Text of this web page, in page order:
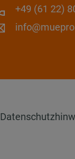
+49 (61 22)